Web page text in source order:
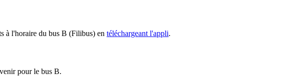
à l'horaire du bus B (Filibus) en téléchargeant l'appli.
pour le bus B.